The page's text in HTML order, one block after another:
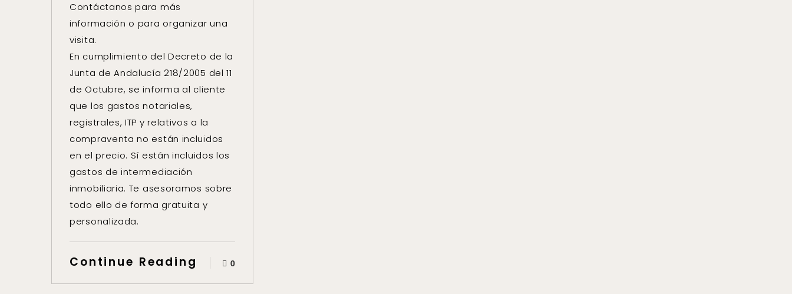
Contáctanos para más
información o para organizar una
visita.
En cumplimiento del Decreto de la
Junta de Andalucía 218/2005 del 11
de Octubre, se informa al cliente
que los gastos notariales,
registrales, ITP y relativos a la
compraventa no están incluidos
en el precio. Sí están incluidos los
gastos de intermediación
inmobiliaria. Te asesoramos sobre
todo ello de forma gratuita y
personalizada.
Continue Reading 0